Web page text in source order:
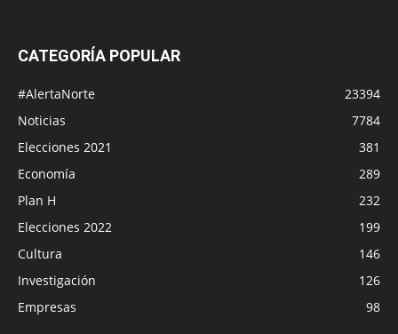
CATEGORÍA POPULAR
#AlertaNorte
23394
Noticias
7784
Elecciones 2021
381
Economía
289
Plan H
232
Elecciones 2022
199
Cultura
146
Investigación
126
Empresas
98